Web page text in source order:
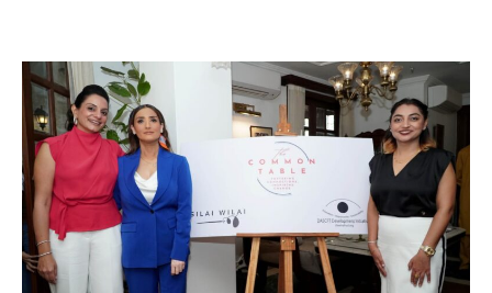
2
“वोकल फॉर लोकल” से “लोकल टू ग्लोबल” की ओर भारत
का बढ़ता कदम, 12 से 15 अगस्त तक भारत मंडपम में होगा
भव्य भारत व्यापार महोत्सव : हरीश गर्ग
City uday August 6, 2026
सोलर एनर्जी वेंडर्स एसोसिएशन (सेवा) ने पंजाब में सौर
परियोजनाओं की बाधाओं को दूर करने के लिए पीएसपीसीएल
और एमएनआरई के उच्च अधिकारियों से की मुलाकात